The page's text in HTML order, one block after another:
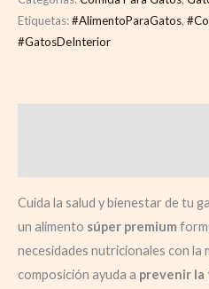
Etiquetas:#AlimentoParaGatos,
#GatosDeInterior
Cuida la salud y bienestar de tu
un alimento súper premium
necesidades nutricionales con la
composición ayuda a prevenir la